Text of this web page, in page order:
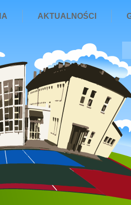
AKTUALNOŚCI